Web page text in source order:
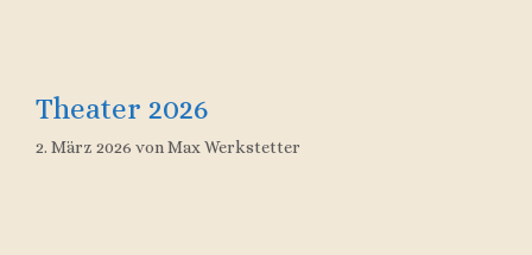
Theater 2026
2. März 2026 vonMax Werkstetter